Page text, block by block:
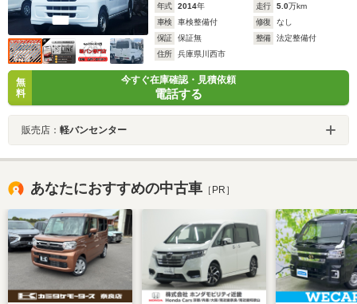
年式 2014年 走行 5.0万km
車検
車検整備付 修復
なし
保証
保証無 整備
法定整備付
住所
兵庫県川西市
無
料
今すぐ在庫確認・見積依頼
電話する
販売店： 軽バンセンター
あなたにおすすめの中古車 ［PR］